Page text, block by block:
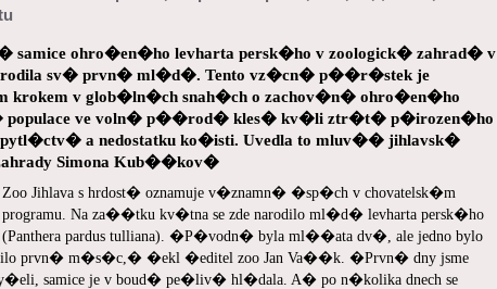
ohro�en�ho levharta persk�ho v zoologick� zahrad� v
sv� prvn� ml�d�. Tento vz�cn� p��r�stek je
krokem v glob�ln�ch snah�ch o zachov�n� ohro�en�ho
populace ve voln� p��rod� kles� kv�li ztr�t� p�irozen�ho
a nedostatku ko�isti. Uvedla to mluv�� jihlavsk�
Simona Kub��kov�
Zoo Jihlava s hrdost� oznamuje v�znamn� �sp�ch v chovatelsk�m
programu. Na za��tku kv�tna se zde narodilo ml�d� levharta persk�ho
(Panthera pardus tulliana). �P�vodn� byla ml��ata dv�, ale jedno bylo
prvn� m�s�c,� �ekl �editel zoo Jan Va��k. �Prvn� dny jsme
samice je v boud� pe�liv� hl�dala. A� po n�kolika dnech se